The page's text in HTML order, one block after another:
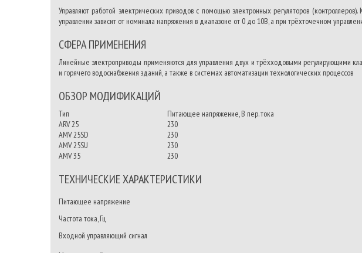
Управляют работой электрических приводов с помощью электронных регуляторов
управлении зависит от номинала напряжения в диапазоне от 0 до 10В, а при трёхточечном
СФЕРА ПРИМЕНЕНИЯ
Линейные электроприводы применяются для управления двух и трёхходовыми регулирующими
и горячего водоснабжения зданий, а также в системах автоматизации технологических процессов
ОБЗОР МОДИФИКАЦИЙ
Тип Питающее напряжение, В пер. тока
ARV 25
230
AMV 25SD
230
AMV 25SU
230
AMV 35
230
ТЕХНИЧЕСКИЕ ХАРАКТЕРИСТИКИ
Питающее напряжение
Частота тока, Гц
Входной управляющий сигнал